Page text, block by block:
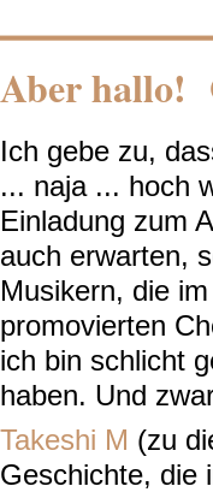
Aber hallo!
Ich gebe zu,
... naja ... hoch
Einladung zum
auch erwarten,
Musikern, die
promovierten
ich bin schlicht
haben. Und
Takeshi M (zu
Geschichte, die